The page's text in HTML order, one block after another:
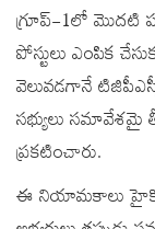
గ్రూప్-1లో మొదటి
పోస్టులు ఎంపిక
వెలువడగానే
సభ్యులు సమావేశమై
ప్రకటించారు.
ఈ నియామకాలు